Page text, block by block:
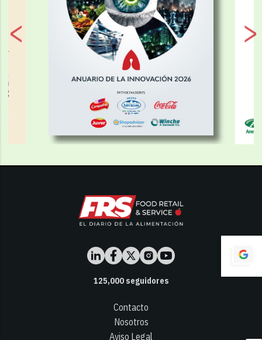
125,000seguidores
Contacto
Nosotros
Aviso Legal